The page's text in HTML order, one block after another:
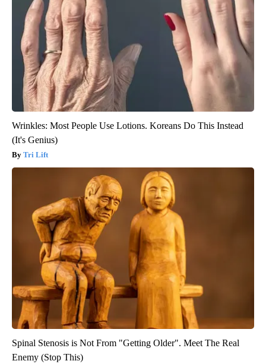
Wrinkles: Most People Use Lotions. Koreans Do This Instead
(It's Genius)
Tri Lift
Spinal Stenosis is Not From "Getting Older". Meet The Real
Enemy (Stop This)